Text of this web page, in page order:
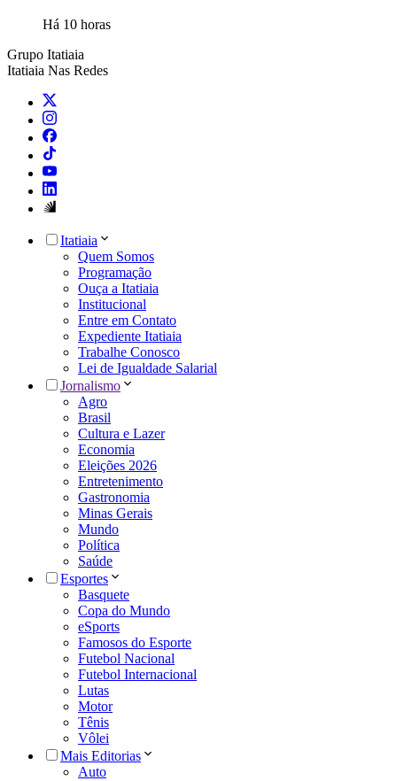
Há 10 horas
Grupo Itatiaia
Itatiaia Nas Redes
Itatiaia
Quem Somos
Programação
Ouça a Itatiaia
Institucional
Entre em Contato
Expediente Itatiaia
Trabalhe Conosco
Lei de Igualdade Salarial
Jornalismo
Agro
Brasil
Cultura e Lazer
Economia
Eleições 2026
Entretenimento
Gastronomia
Minas Gerais
Mundo
Política
Saúde
Esportes
Basquete
Copa do Mundo
eSports
Famosos do Esporte
Futebol Nacional
Futebol Internacional
Lutas
Motor
Tênis
Vôlei
Mais Editorias
Auto